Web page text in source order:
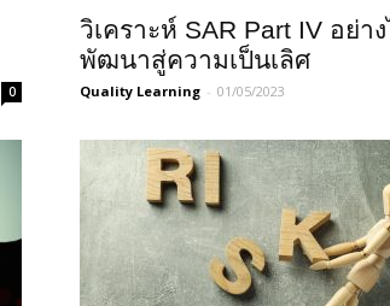
0
วิเคราะห์ SAR Part IV อย่าง
พัฒนาสู่ความเป็นเลิศ
Quality Learning - 01/05/2023